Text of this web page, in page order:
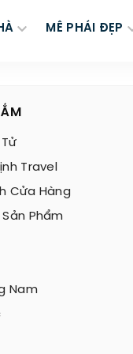
MÊ PHÁI ĐẸP
Travel
Cửa Hàng
Phẩm
Nam